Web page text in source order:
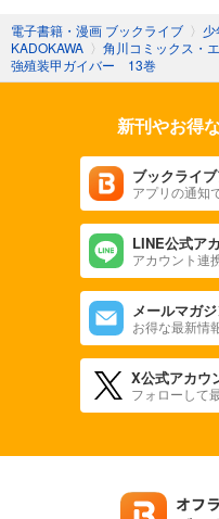
電子書籍・漫画 ブックライブ 〉
KADOKAWA 〉 角川コミックス・
強殖装甲ガイバー 13巻
新刊やお得
ブックライ
アプリの通知
LINE公式ア
アカウント連
メールマガ
お得な最新情
X公式アカウ
フォローして